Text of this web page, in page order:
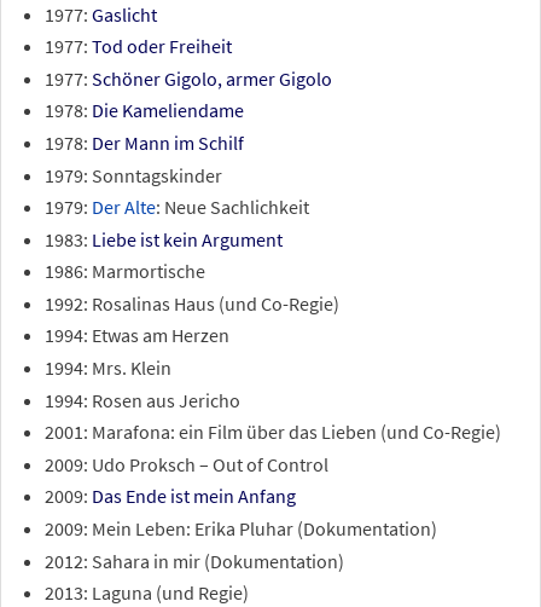
1977: Gaslicht
1977: Tod oder Freiheit
1977: Schöner Gigolo, armer Gigolo
1978: Die Kameliendame
1978: Der Mann im Schilf
1979: Sonntagskinder
1979: Der Alte: Neue Sachlichkeit
1983: Liebe ist kein Argument
1986: Marmortische
1992: Rosalinas Haus (und Co-Regie)
1994: Etwas am Herzen
1994: Mrs. Klein
1994: Rosen aus Jericho
2001: Marafona: ein Film über das Lieben (und Co-Regie)
2009: Udo Proksch – Out of Control
2009: Das Ende ist mein Anfang
2009: Mein Leben: Erika Pluhar (Dokumentation)
2012: Sahara in mir (Dokumentation)
2013: Laguna (und Regie)